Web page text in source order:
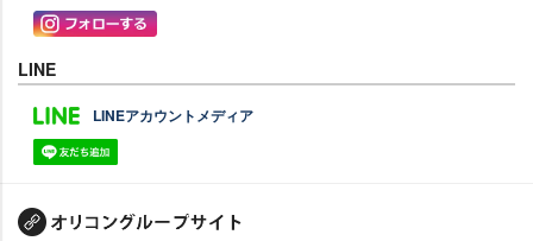
LINE
LINEアカウントメディア